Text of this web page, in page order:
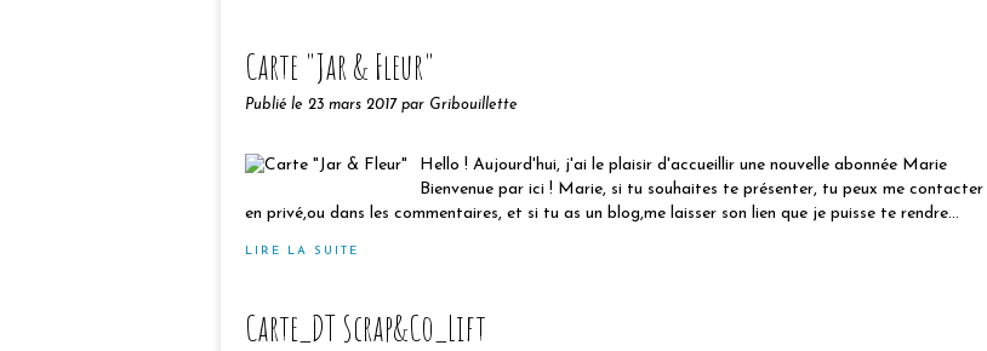
Carte "Jar & Fleur"
Publié le 23 mars 2017 par Gribouillette
Hello ! Aujourd'hui, j'ai le plaisir d'accueillir une nouvelle abonnée Marie
Bienvenue par ici ! Marie, si tu souhaites te présenter, tu peux me contacter
en privé,ou dans les commentaires, et si tu as un blog,me laisser son lien que je puisse te rendre...
LIRE LA SUITE
Carte_DT Scrap&Co_Lift